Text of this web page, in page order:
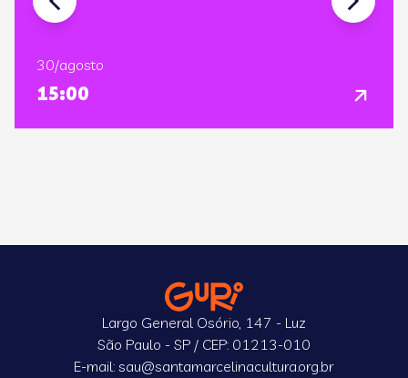
30/agosto
15:00
Largo General Osório, 147 - Luz
São Paulo - SP / CEP: 01213-010
E-mail: sau@santamarcelinacultura.org.br